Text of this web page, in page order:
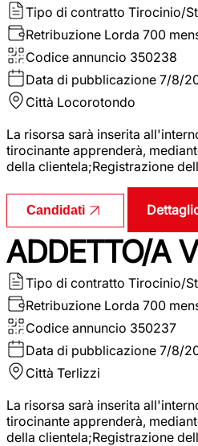
Tipo di contratto Tirocinio/
Retribuzione Lorda 700
Codice annuncio 350238
Data di pubblicazione 7/8/
Città Locorotondo
La risorsa sarà inserita
tirocinante apprenderà,
della clientela;Registrazione
Candidati
ADDETTO/A
Tipo di contratto Tirocinio/
Retribuzione Lorda 700
Codice annuncio 350237
Data di pubblicazione 7/8/
Città Terlizzi
La risorsa sarà inserita
tirocinante apprenderà,
della clientela;Registrazione